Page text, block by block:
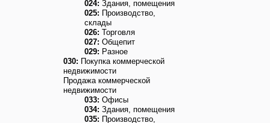
024: Здания, помещения
025: Производство,
склады
026: Торговля
027: Общепит
029: Разное
030: Покупка коммерческой
недвижимости
Продажа коммерческой
недвижимости
033: Офисы
034: Здания, помещения
035: Производство,